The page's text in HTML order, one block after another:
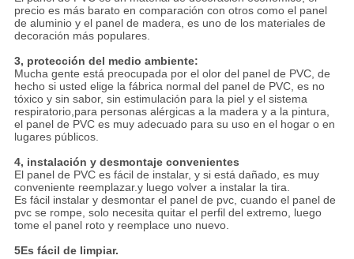
precio es más barato en comparación con otros como el panel
de aluminio y el panel de madera, es uno de los materiales de
decoración más populares.
3, protección del medio ambiente:
Mucha gente está preocupada por el olor del panel de PVC, de
hecho si usted elige la fábrica normal del panel de PVC, es no
tóxico y sin sabor, sin estimulación para la piel y el sistema
respiratorio,para personas alérgicas a la madera y a la pintura,
el panel de PVC es muy adecuado para su uso en el hogar o en
lugares públicos.
4, instalación y desmontaje convenientes
El panel de PVC es fácil de instalar, y si está dañado, es muy
conveniente reemplazar.y luego volver a instalar la tira.
Es fácil instalar y desmontar el panel de pvc, cuando el panel de
pvc se rompe, solo necesita quitar el perfil del extremo, luego
tome el panel roto y reemplace uno nuevo.
5Es fácil de limpiar.